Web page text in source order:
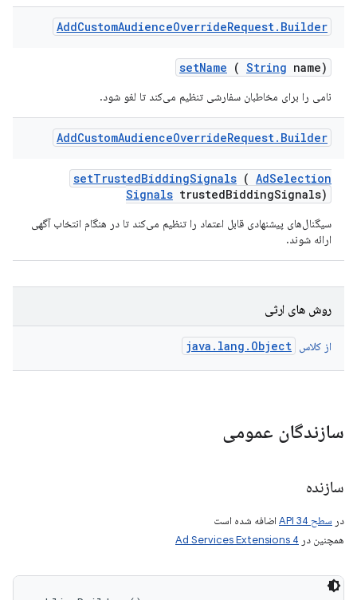
AddCustomAudienceOverrideRequest. Builder
setName ( String name)
نامی را برای مخاطبان سفارشی تنظیم می‌کند تا لغو شود.
AddCustomAudienceOverrideRequest. Builder
setTrustedBiddingSignals ( AdSelection
Signals trustedBiddingSignals)
سیگنال‌های پیشنهادی قابل اعتماد را تنظیم می‌کند تا در هنگام انتخاب آگهی
ارائه شوند.
روش های ارثی
از کلاس java.lang.Object
سازندگان عمومی
سازنده
در سطح API 34
اضافه شده است
همچنین در Ad Services Extensions 4